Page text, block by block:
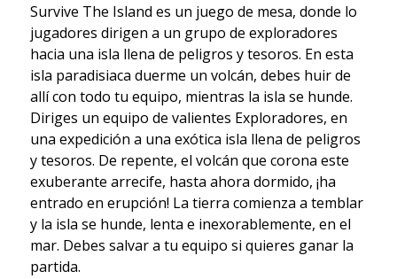
Survive The Island es un juego de mesa, donde lo
jugadores dirigen a un grupo de exploradores
hacia una isla llena de peligros y tesoros. En esta
isla paradisiaca duerme un volcán, debes huir de
allí con todo tu equipo, mientras la isla se hunde.
Diriges un equipo de valientes Exploradores, en
una expedición a una exótica isla llena de peligros
y tesoros. De repente, el volcán que corona este
exuberante arrecife, hasta ahora dormido, ¡ha
entrado en erupción! La tierra comienza a temblar
y la isla se hunde, lenta e inexorablemente, en el
mar. Debes salvar a tu equipo si quieres ganar la
partida.